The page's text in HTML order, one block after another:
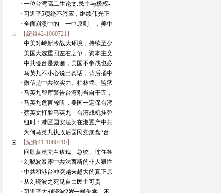
· 一位台湾高二生论文:民主与极权-
· 习近平5项绝不答应，继续伟光正
· 全面崩溃中的「一中原则」，美中
【紀錄42-1060721】
· 中美对峙新冷战大环境，持续至少
· 美国大选重回左右之争，资本主义
· 中共侵台是豪赌，美国不参战也必
· 马英九不小心说出真话，背后捅中
· 微信是中共软实力、柏林墙、监狱
· 马英九智库警告台湾别当自干五，
· 马英九危言耸听，美国一定保台湾
· 蔡英文打脸马英九，台湾战机挂弹
· 纽时：港区国安法为在港置产中共
· 为何马英九执政后国民党崩盘?台
【紀錄41-1060710】
· 回顾蔡英文白玫瑰、总统、连任等
· 刘晓波暴露中共法西斯的非人狠性
· 中共和港台冲突越来越大的真正原
· 从刘晓波之死见自由民主可贵
· 习近平大刘晓波2岁一样失学，不